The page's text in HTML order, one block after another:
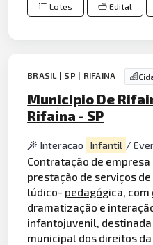
Lotes Edital
BRASIL | SP | RIFAINA
Municipio De
Rifaina - SP
Interacao Infantil /
Contratação de
prestação de serviços
lúdico- pedagógica, com
dramatização e
infantojuvenil,
municipal dos direitos